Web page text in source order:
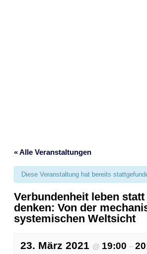
« Alle Veranstaltungen
Diese Veranstaltung hat bereits
Verbundenheit leben
denken: Von der
systemischen Weltsicht
23. März 2021 @ 19:00 –